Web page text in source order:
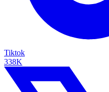
Tiktok
338K